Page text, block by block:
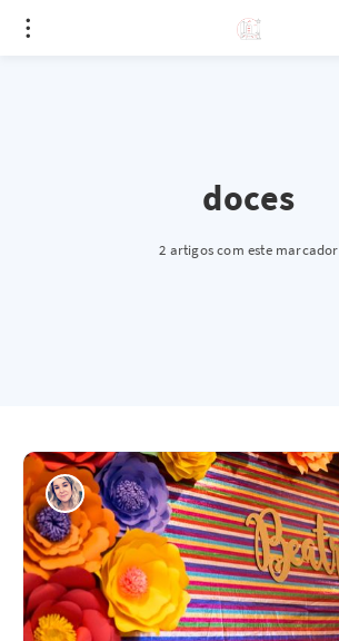
doces
2 artigos com este marcador